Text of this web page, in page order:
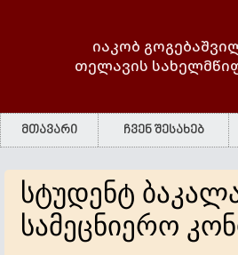
იაკობ
თელავის
მთავარი ჩვენ შესახებ
სტუდენტ
სამეცნიერო